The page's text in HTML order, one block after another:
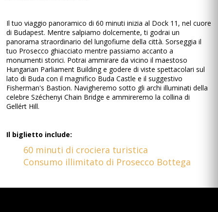
Il tuo viaggio panoramico di 60 minuti inizia al Dock 11, nel cuore
di Budapest. Mentre salpiamo dolcemente, ti godrai un
panorama straordinario del lungofiume della città. Sorseggia il
tuo Prosecco ghiacciato mentre passiamo accanto a
monumenti storici. Potrai ammirare da vicino il maestoso
Hungarian Parliament Building e godere di viste spettacolari sul
lato di Buda con il magnifico Buda Castle e il suggestivo
Fisherman's Bastion. Navigheremo sotto gli archi illuminati della
celebre Széchenyi Chain Bridge e ammireremo la collina di
Gellért Hill.
Il biglietto include:
60 minuti di crociera turistica
Consumo illimitato di Prosecco Bottega